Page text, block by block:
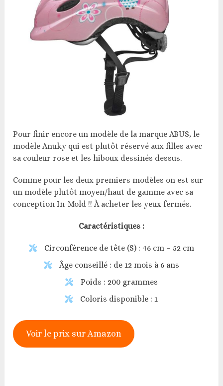
Pour finir encore un modèle de la marque ABUS, le
modèle Anuky qui est plutôt réservé aux filles avec
sa couleur rose et les hiboux dessinés dessus.
Comme pour les deux premiers modèles on est sur
un modèle plutôt moyen/haut de gamme avec sa
conception In-Mold !! À acheter les yeux fermés.
Caractéristiques :
Circonférence de tête (S) : 46 cm – 52 cm
Âge conseillé : de 12 mois à 6 ans
Poids : 200 grammes
Coloris disponible : 1
Voir le prix sur Amazon